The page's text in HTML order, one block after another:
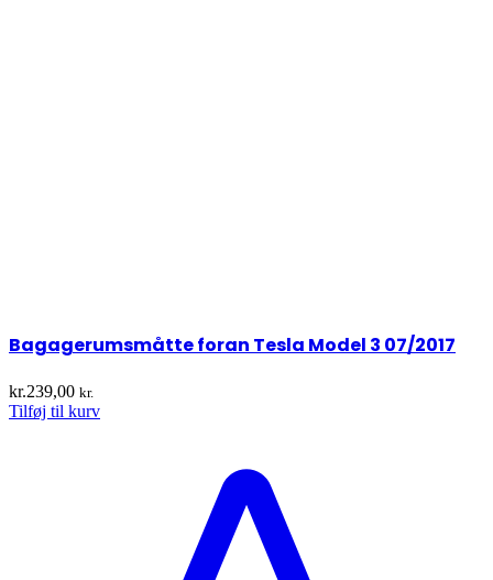
Bagagerumsmåtte foran Tesla Model 3 07/2017
kr.239,00 kr.
Tilføj til kurv